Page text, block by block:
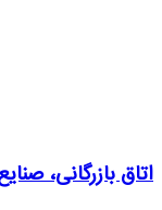
اتاق بازرگانی،